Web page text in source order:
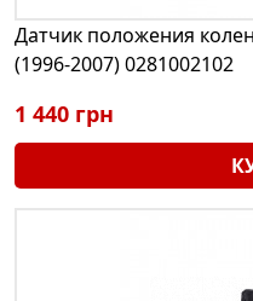
Датчик положения
(1996-2007) 0281002102
1 440 грн